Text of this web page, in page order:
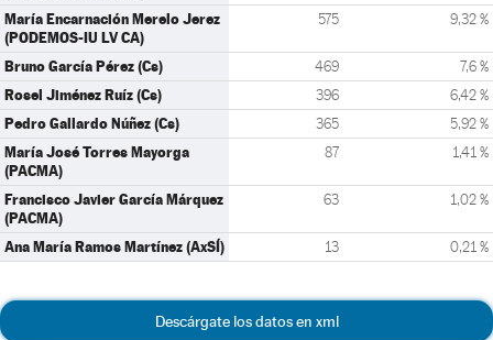
María Encarnación Merelo Jerez
(PODEMOS-IU LV CA)
575 9,32 %
Bruno García Pérez (Cs) 469 7,6 %
Rosel Jiménez Ruíz (Cs) 396 6,42 %
Pedro Gallardo Núñez (Cs) 365 5,92 %
María José Torres Mayorga
(PACMA)
87 1,41 %
Francisco Javier García Márquez
(PACMA)
63 1,02 %
Ana María Ramos Martínez (AxSÍ) 13 0,21 %
Descárgate los datos en xml